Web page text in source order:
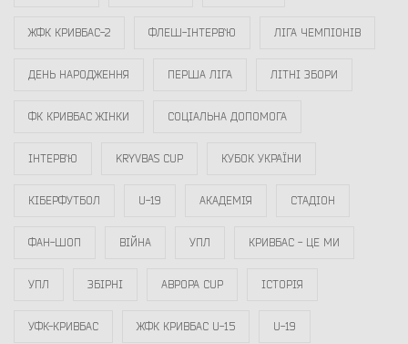
ЖФК КРИВБАС-2 ФЛЕШ-ІНТЕРВ`Ю ЛІГА ЧЕМПІОНІВ
ДЕНЬ НАРОДЖЕННЯ ПЕРША ЛІГА ЛІТНІ ЗБОРИ
ФК КРИВБАС ЖІНКИ СОЦІАЛЬНА ДОПОМОГА
ІНТЕРВ`Ю KRYVBAS CUP КУБОК УКРАЇНИ
КІБЕРФУТБОЛ U-19 АКАДЕМІЯ СТАДІОН
ФАН-ШОП ВІЙНА УПЛ КРИВБАС - ЦЕ МИ
УПЛ ЗБІРНІ АВРОРА CUP ІСТОРІЯ
УФК-КРИВБАС ЖФК КРИВБАС U-15 U-19